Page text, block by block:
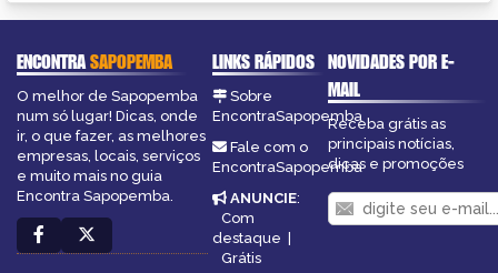
ENCONTRASAPOPEMBA
O melhor de Sapopemba
num só lugar! Dicas, onde
ir, o que fazer, as melhores
empresas, locais, serviços
e muito mais no guia
Encontra Sapopemba.
LINKS RÁPIDOS
Sobre
EncontraSapopemba
Fale com o
EncontraSapopemba
ANUNCIE:
Com
destaque |
Grátis
NOVIDADES POR E-
MAIL
Receba grátis as
principais notícias,
dicas e promoções